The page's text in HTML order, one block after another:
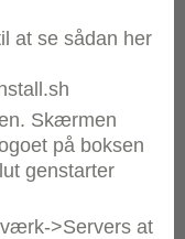
at se sådan her
Skærmen
på boksen
genstarter
>Servers at